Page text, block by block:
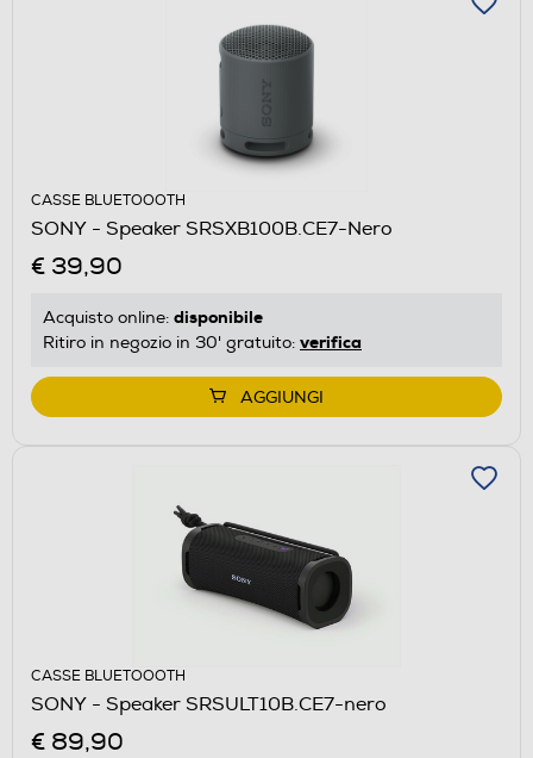
CASSE BLUETOOOTH
SONY - Speaker SRSXB100B.CE7-Nero
€ 39,90
Acquisto online: disponibile
Ritiro in negozio in 30' gratuito: verifica
AGGIUNGI
CASSE BLUETOOOTH
SONY - Speaker SRSULT10B.CE7-nero
€ 89,90